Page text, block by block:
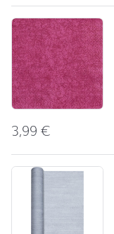
3,99€